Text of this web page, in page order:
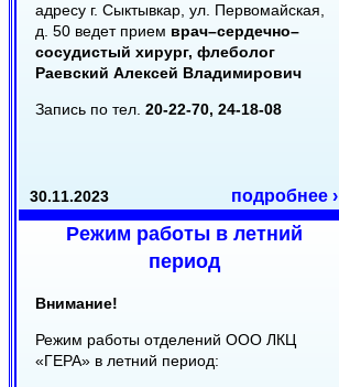
адресу г. Сыктывкар, ул. Первомайская,
д. 50 ведет прием врач–сердечно–
сосудистый хирург, флеболог
Раевский Алексей Владимирович
Запись по тел. 20-22-70, 24-18-08
30.11.2023 подробнее ›
Режим работы в летний
период
Внимание!
Режим работы отделений ООО ЛКЦ
«ГЕРА» в летний период: